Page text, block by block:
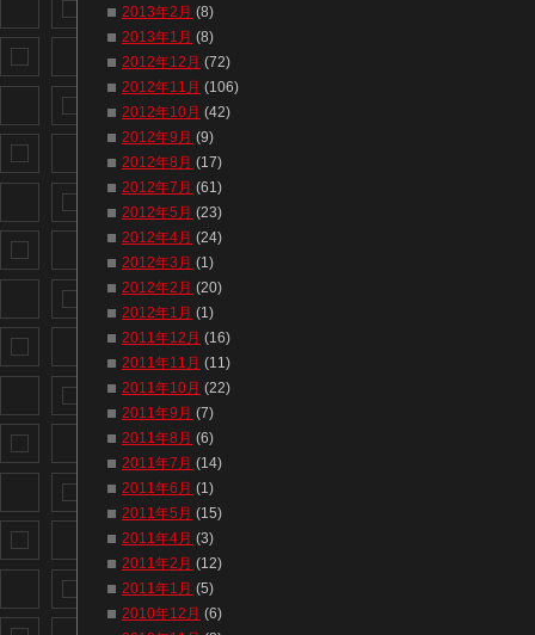
2013年2月 (8)
2013年1月 (8)
2012年12月 (72)
2012年11月 (106)
2012年10月 (42)
2012年9月 (9)
2012年8月 (17)
2012年7月 (61)
2012年5月 (23)
2012年4月 (24)
2012年3月 (1)
2012年2月 (20)
2012年1月 (1)
2011年12月 (16)
2011年11月 (11)
2011年10月 (22)
2011年9月 (7)
2011年8月 (6)
2011年7月 (14)
2011年6月 (1)
2011年5月 (15)
2011年4月 (3)
2011年2月 (12)
2011年1月 (5)
2010年12月 (6)